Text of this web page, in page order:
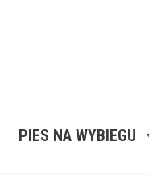
PIES NA WYBIEGU